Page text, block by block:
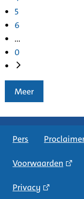
5
6
...
0
Meer
Pers
Voorwaarden
Privacy